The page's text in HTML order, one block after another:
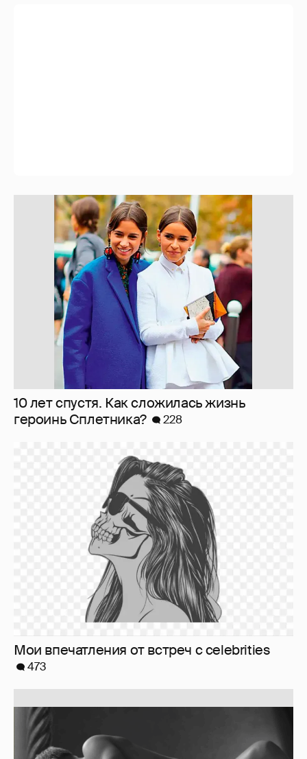
Мои впечатления от встреч с celebrities
89